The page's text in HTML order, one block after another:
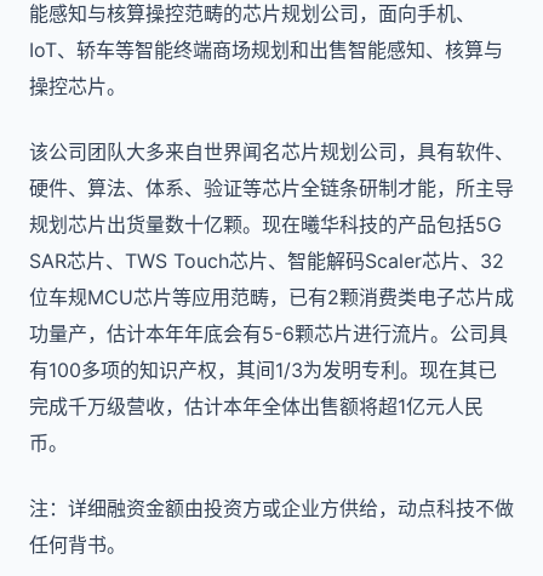
能感知与核算操控范畴的芯片规划公司，面向手机、
IoT、轿车等智能终端商场规划和出售智能感知、核算与
操控芯片。
该公司团队大多来自世界闻名芯片规划公司，具有软件、
硬件、算法、体系、验证等芯片全链条研制才能，所主导
规划芯片出货量数十亿颗。现在曦华科技的产品包括5G
SAR芯片、TWS Touch芯片、智能解码Scaler芯片、32
位车规MCU芯片等应用范畴，已有2颗消费类电子芯片成
功量产，估计本年年底会有5-6颗芯片进行流片。公司具
有100多项的知识产权，其间1/3为发明专利。现在其已
完成千万级营收，估计本年全体出售额将超1亿元人民
币。
注：详细融资金额由投资方或企业方供给，动点科技不做
任何背书。